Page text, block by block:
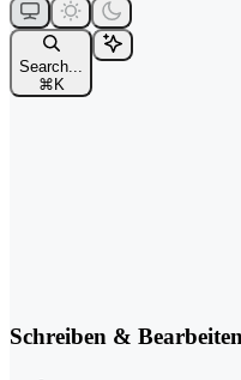
Search...
⌘ K
Schreiben & Bearbeiten